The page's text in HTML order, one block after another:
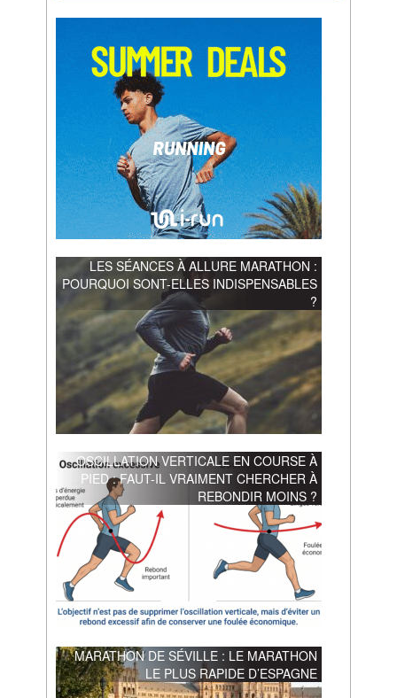
LES SÉANCES À ALLURE MARATHON :
POURQUOI SONT-ELLES INDISPENSABLES
?
OSCILLATION VERTICALE EN COURSE À
PIED : FAUT-IL VRAIMENT CHERCHER À
REBONDIR MOINS ?
MARATHON DE SÉVILLE : LE MARATHON
LE PLUS RAPIDE D’ESPAGNE